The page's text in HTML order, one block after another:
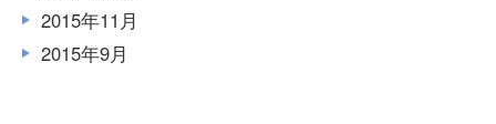
2015年11月
2015年9月